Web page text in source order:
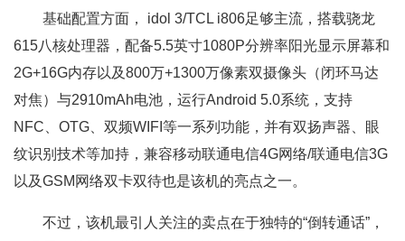
基础配置方面， idol 3/TCL i806足够主流，搭载骁龙
615八核处理器，配备5.5英寸1080P分辨率阳光显示屏幕和
2G+16G内存以及800万+1300万像素双摄像头（闭环马达
对焦）与2910mAh电池，运行Android 5.0系统，支持
NFC、OTG、双频WIFI等一系列功能，并有双扬声器、眼
纹识别技术等加持，兼容移动联通电信4G网络/联通电信3G
以及GSM网络双卡双待也是该机的亮点之一。
不过，该机最引人关注的卖点在于独特的“倒转通话”，